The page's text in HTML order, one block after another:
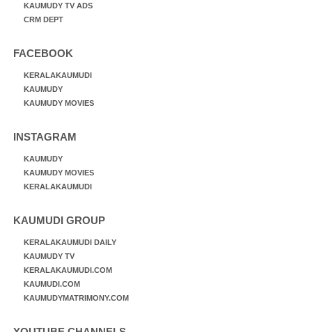
KAUMUDY TV ADS
CRM DEPT
FACEBOOK
KERALAKAUMUDI
KAUMUDY
KAUMUDY MOVIES
INSTAGRAM
KAUMUDY
KAUMUDY MOVIES
KERALAKAUMUDI
KAUMUDI GROUP
KERALAKAUMUDI DAILY
KAUMUDY TV
KERALAKAUMUDI.COM
KAUMUDI.COM
KAUMUDYMATRIMONY.COM